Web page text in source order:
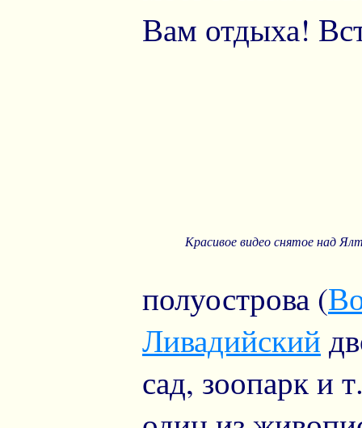
Вам отдыха!
Красивое видео снятое над
полуострова (
Ливадийский
сад, зоопарк и